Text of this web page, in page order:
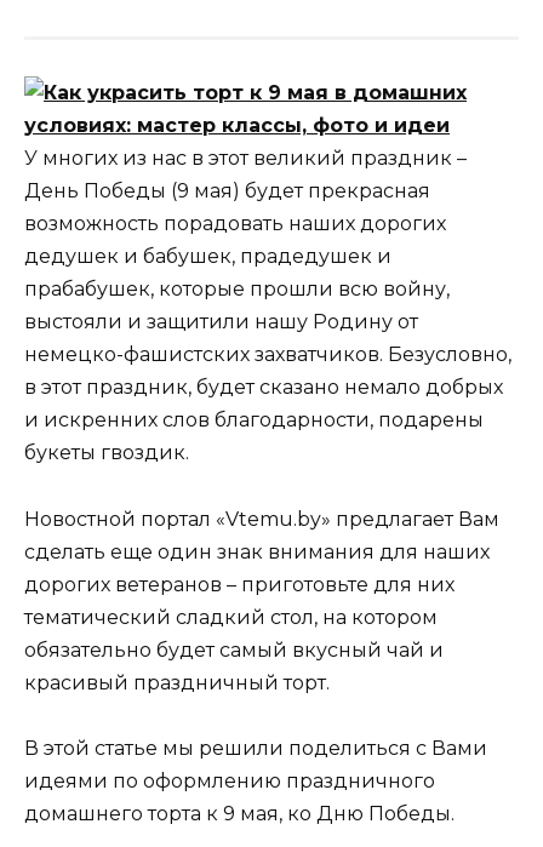
У многих из нас в этот великий праздник –
День Победы (9 мая) будет прекрасная
возможность порадовать наших дорогих
дедушек и бабушек, прадедушек и
прабабушек, которые прошли всю войну,
выстояли и защитили нашу Родину от
немецко-фашистских захватчиков. Безусловно,
в этот праздник, будет сказано немало добрых
и искренних слов благодарности, подарены
букеты гвоздик.
Новостной портал «Vtemu.by» предлагает Вам
сделать еще один знак внимания для наших
дорогих ветеранов – приготовьте для них
тематический сладкий стол, на котором
обязательно будет самый вкусный чай и
красивый праздничный торт.
В этой статье мы решили поделиться с Вами
идеями по оформлению праздничного
домашнего торта к 9 мая, ко Дню Победы.